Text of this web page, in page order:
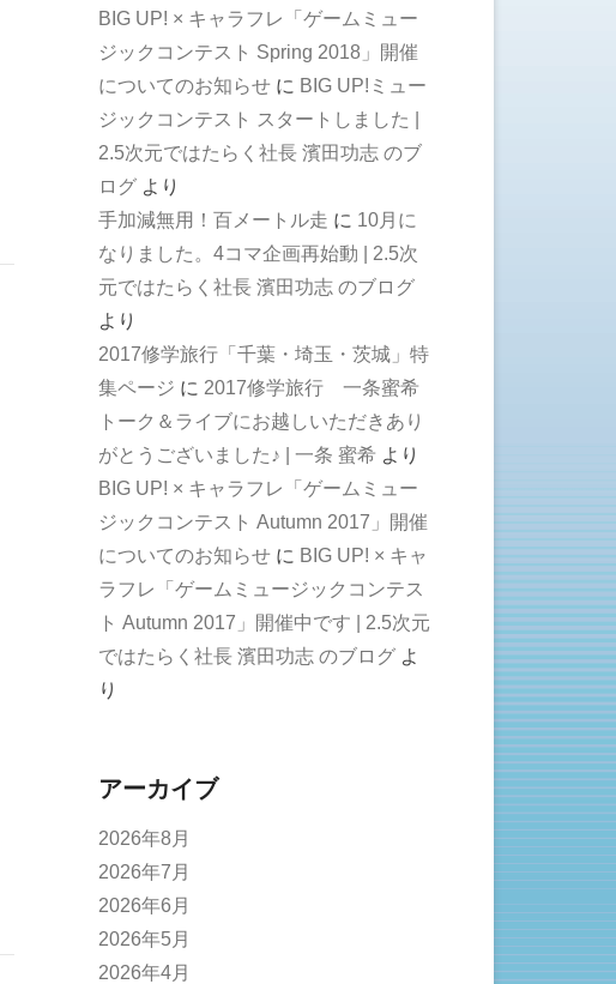
BIG UP! × キャラフレ「ゲームミュー
ジックコンテスト Spring 2018」開催
についてのお知らせ に BIG UP!ミュー
ジックコンテスト スタートしました |
2.5次元ではたらく社長 濱田功志 のブ
ログ より
手加減無用！百メートル走 に 10月に
なりました。4コマ企画再始動 | 2.5次
元ではたらく社長 濱田功志 のブログ
より
2017修学旅行「千葉・埼玉・茨城」特
集ページ に 2017修学旅行 一条蜜希
トーク＆ライブにお越しいただきあり
がとうございました♪ | 一条 蜜希 より
BIG UP! × キャラフレ「ゲームミュー
ジックコンテスト Autumn 2017」開催
についてのお知らせ に BIG UP! × キャ
ラフレ「ゲームミュージックコンテス
ト Autumn 2017」開催中です | 2.5次元
ではたらく社長 濱田功志 のブログ よ
り
アーカイブ
2026年8月
2026年7月
2026年6月
2026年5月
2026年4月